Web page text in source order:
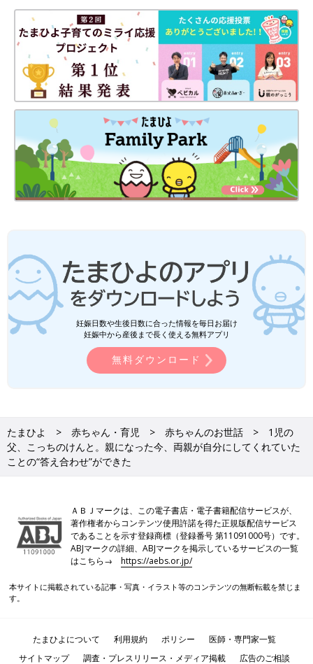
妊娠日数や生後日数に合った情報を毎日お届け
妊娠中から産後まで長く使える無料アプリ
無料ダウンロード
たまひよ 赤ちゃん・育児 赤ちゃんのお世話
1児の
父、こっちのけんと。親になった今、両親が自分にしてくれていた
ことの“答え合わせ”ができた
ＡＢＪマークは、この電子書店・電子書籍配信サービスが、
著作権者からコンテンツ使用許諾を得た正規版配信サービス
であることを示す登録商標（登録番号 第11091000号）です。
ABJマークの詳細、ABJマークを掲示しているサービスの一覧
はこちら→https://aebs.or.jp/
本サイトに掲載されている記事・写真・イラスト等のコンテンツの無断転載を禁じま
す。
たまひよについて 利用規約 ポリシー
医師・専門家一覧
サイトマップ
調査・プレスリリース・メディア掲載 広告のご相談